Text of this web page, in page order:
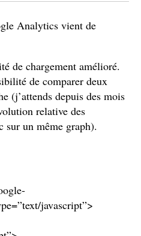
Analytics vient de
de chargement amélioré.
de comparer deux
(j’attends depuis des mois
relative des
sur un même graph).
javascript”>